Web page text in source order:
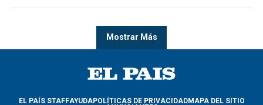
Mostrar Más
EL PAÍS STAFFAYUDAPOLÍTICAS DE PRIVACIDADMAPA DEL SITIO